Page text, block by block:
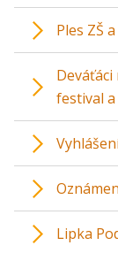
Ples ZŠ
festival
Lipka